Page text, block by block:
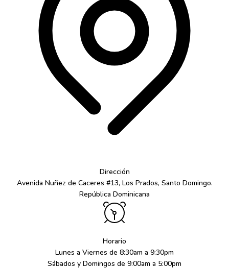
Dirección
Avenida Nuñez de Caceres #13, Los Prados, Santo Domingo.
República Dominicana
Horario
Lunes a Viernes de 8:30am a 9:30pm
Sábados y Domingos de 9:00am a 5:00pm